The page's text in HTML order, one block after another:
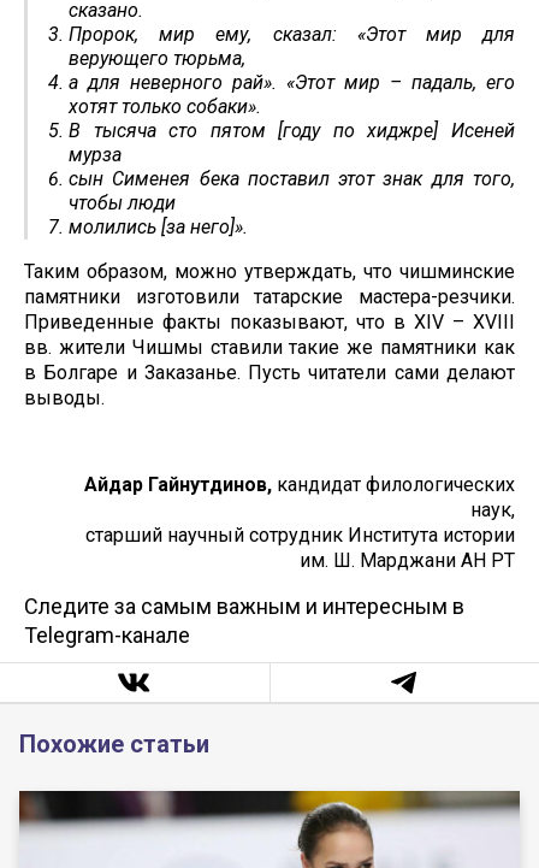
сказано.
Пророк, мир ему, сказал: «Этот мир для
верующего тюрьма,
а для неверного рай». «Этот мир – падаль, его
хотят только собаки».
В тысяча сто пятом [году по хиджре] Исеней
мурза
сын Сименея бека поставил этот знак для того,
чтобы люди
молились [за него]».
Таким образом, можно утверждать, что чишминские
памятники изготовили татарские мастера-резчики.
Приведенные факты показывают, что в ХIV – XVIII
вв. жители Чишмы ставили такие же памятники как
в Болгаре и Заказанье. Пусть читатели сами делают
выводы.
Айдар Гайнутдинов, кандидат филологических
наук,
старший научный сотрудник Института истории
им. Ш. Марджани АН РТ
Следите за самым важным и интересным в
Telegram-канале
Похожие статьи